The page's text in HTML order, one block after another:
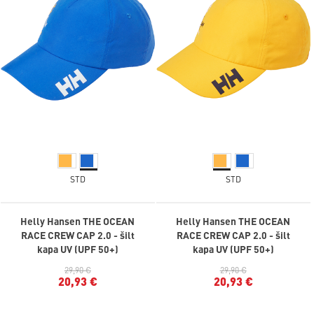
STD
Helly Hansen THE OCEAN
RACE CREW CAP 2.0 - šilt
kapa UV (UPF 50+)
29,90 €
20,93 €
STD
Helly Hansen THE OCEAN
RACE CREW CAP 2.0 - šilt
kapa UV (UPF 50+)
29,90 €
20,93 €